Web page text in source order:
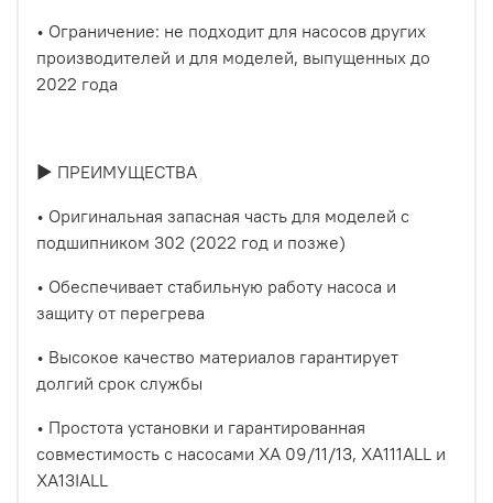
• Ограничение: не подходит для насосов других
производителей и для моделей, выпущенных до
2022 года
► ПРЕИМУЩЕСТВА
• Оригинальная запасная часть для моделей с
подшипником 302 (2022 год и позже)
• Обеспечивает стабильную работу насоса и
защиту от перегрева
• Высокое качество материалов гарантирует
долгий срок службы
• Простота установки и гарантированная
совместимость с насосами XA 09/11/13, XA111ALL и
XA13IALL